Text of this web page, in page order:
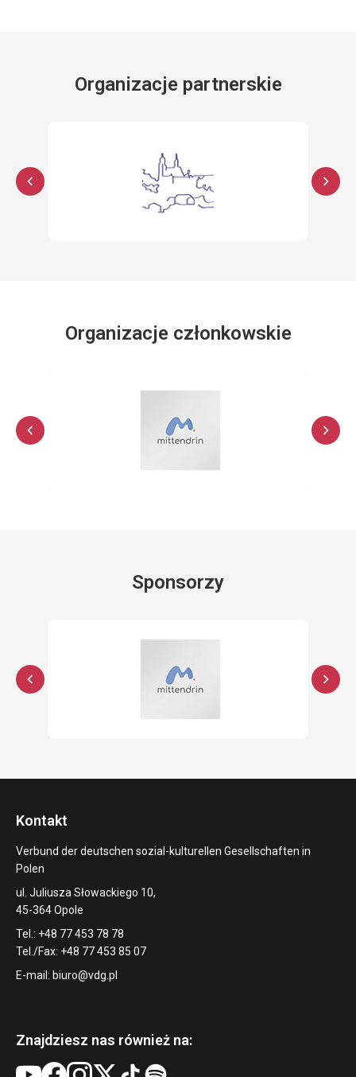
Organizacje partnerskie
Organizacje członkowskie
Sponsorzy
Kontakt
Verbund der deutschen sozial-kulturellen Gesellschaften in
Polen
ul. Juliusza Słowackiego 10,
45-364 Opole
Tel.: +48 77 453 78 78
Tel./Fax: +48 77 453 85 07
E-mail: biuro@vdg.pl
Znajdziesz nas również na: